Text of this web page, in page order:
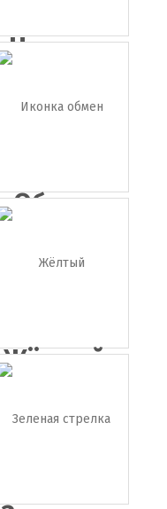
Наруто
Обмен
Жёлтый